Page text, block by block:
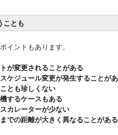
ことも
イントもあります。
が変更されることがある
ケジュール変更が発生することが
とも珍しくない
するケースもある
カレーターが少ない
での距離が大きく異なることがある